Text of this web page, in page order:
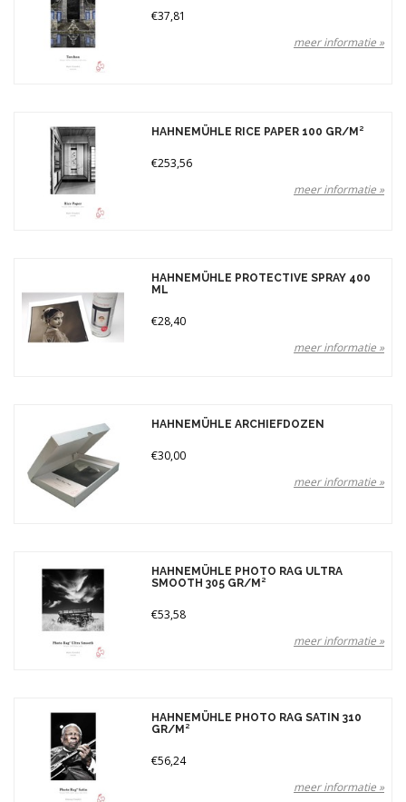
€37,81
meer informatie »
HAHNEMÜHLE RICE PAPER 100 GR/M²
€253,56
meer informatie »
HAHNEMÜHLE PROTECTIVE SPRAY 400
ML
€28,40
meer informatie »
HAHNEMÜHLE ARCHIEFDOZEN
€30,00
meer informatie »
HAHNEMÜHLE PHOTO RAG ULTRA
SMOOTH 305 GR/M²
€53,58
meer informatie »
HAHNEMÜHLE PHOTO RAG SATIN 310
GR/M²
€56,24
meer informatie »